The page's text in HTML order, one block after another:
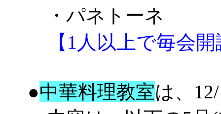
・パネトーネ
【1人以上で毎会開
●中華料理教室は、